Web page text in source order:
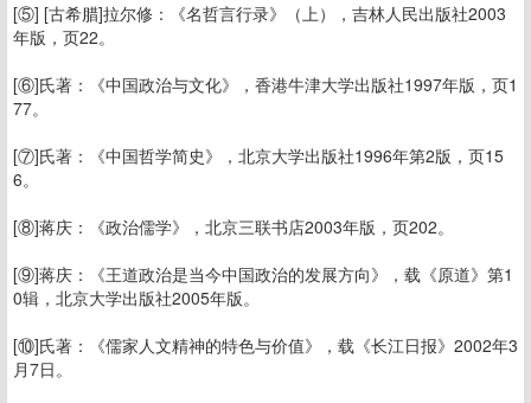
[⑤] [古希腊]拉尔修：《名哲言行录》（上），吉林人民出版社2003
年版，页22。
[⑥]氏著：《中国政治与文化》，香港牛津大学出版社1997年版，页1
77。
[⑦]氏著：《中国哲学简史》，北京大学出版社1996年第2版，页15
6。
[⑧]蒋庆：《政治儒学》，北京三联书店2003年版，页202。
[⑨]蒋庆：《王道政治是当今中国政治的发展方向》，载《原道》第1
0辑，北京大学出版社2005年版。
[⑩]氏著：《儒家人文精神的特色与价值》，载《长江日报》2002年3
月7日。